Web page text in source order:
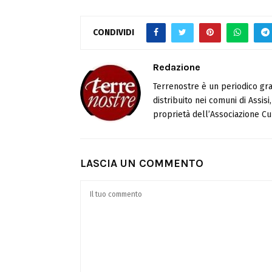
CONDIVIDI
Redazione
Terrenostre è un periodico
distribuito nei comuni di
proprietà dell’Associazione
LASCIA UN COMMENTO